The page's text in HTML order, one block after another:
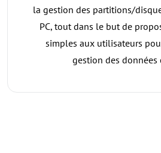
la gestion des partitions/
PC, tout dans le but de
simples aux utilisateurs
gestion des données